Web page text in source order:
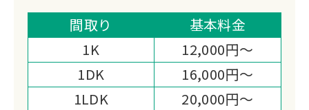
遺品整理士の資格を持つスタッフが貴重
品の捜索に責任を持ち、当日現金での高
価買取まで対応する体制が選ばれる理由
です。
間取り
基本料金
1K
12,000円～
1DK
16,000円～
1LDK
20,000円～